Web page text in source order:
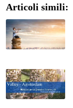
Articoli simili: